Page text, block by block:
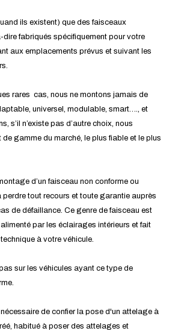
ils existent) que des faisceaux
dire fabriqués spécifiquement pour votre
aux emplacements prévus et suivant les
rares cas, nous ne montons jamais de
universel, modulable, smart…., et
s’il n’existe pas d’autre choix, nous
gamme du marché, le plus fiable et le plus
d’un faisceau non conforme ou
tout recours et toute garantie auprès
de défaillance. Ce genre de faisceau est
par les éclairages intérieurs et fait
à votre véhicule.
sur les véhicules ayant ce type de
de confier la pose d'un attelage à
habitué à poser des attelages et